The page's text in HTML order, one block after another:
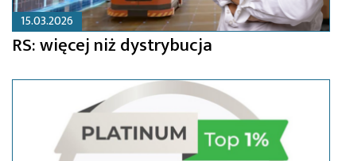
15.03.2026
RS: więcej niż dystrybucja